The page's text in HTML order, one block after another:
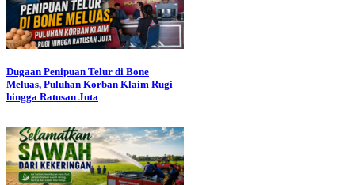
Dugaan Penipuan Telur di Bone
Meluas, Puluhan Korban Klaim Rugi
hingga Ratusan Juta